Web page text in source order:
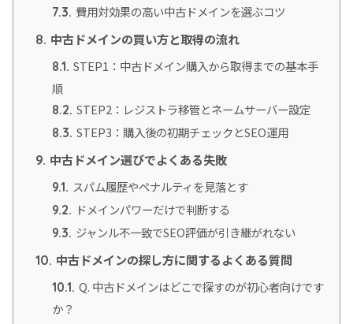
7.3. 費用対効果の高い中古ドメインを選ぶコツ
8. 中古ドメインの買い方と取得の流れ
8.1. STEP1：中古ドメイン購入から取得までの基本手
順
8.2. STEP2：レジストラ移管とネームサーバー設定
8.3. STEP3：購入後の初期チェックとSEO運用
9. 中古ドメイン選びでよくある失敗
9.1. スパム履歴やペナルティを見落とす
9.2. ドメインパワーだけで判断する
9.3. ジャンル不一致でSEO評価が引き継がれない
10. 中古ドメインの探し方に関するよくある質問
10.1. Q. 中古ドメインはどこで探すのが初心者向けです
か？